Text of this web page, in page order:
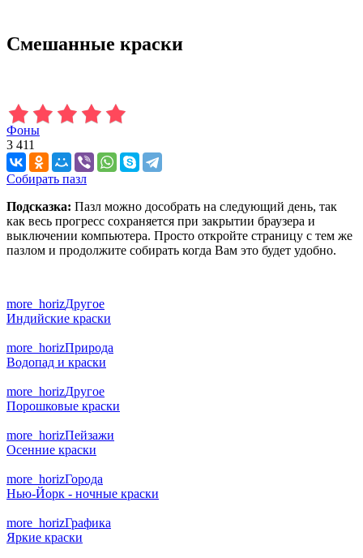
Смешанные краски
Фоны
3 411
Собирать пазл
Подсказка: Пазл можно дособрать на следующий день, так
как весь прогресс сохраняется при закрытии браузера и
выключении компьютера. Просто откройте страницу с тем же
пазлом и продолжите собирать когда Вам это будет удобно.
more_horizДругое
Индийские краски
more_horizПрирода
Водопад и краски
more_horizДругое
Порошковые краски
more_horizПейзажи
Осенние краски
more_horizГорода
Нью-Йорк - ночные краски
more_horizГрафика
Яркие краски